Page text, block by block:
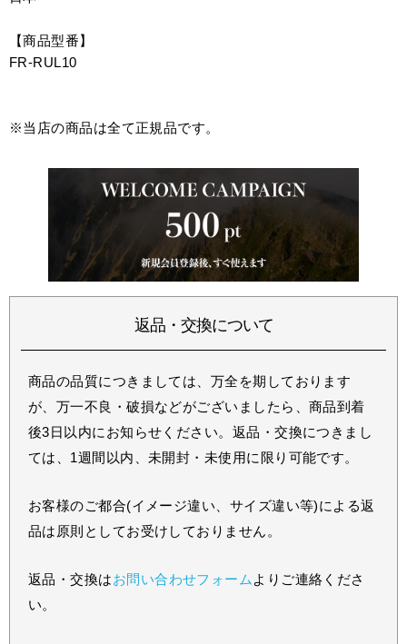
【商品型番】
FR-RUL10
※当店の商品は全て正規品です。
返品・交換について
商品の品質につきましては、万全を期しております
が、万一不良・破損などがございましたら、商品到着
後3日以内にお知らせください。返品・交換につきまし
ては、1週間以内、未開封・未使用に限り可能です。
お客様のご都合(イメージ違い、サイズ違い等)による返
品は原則としてお受けしておりません。
返品・交換はお問い合わせフォーム よりご連絡くださ
い。